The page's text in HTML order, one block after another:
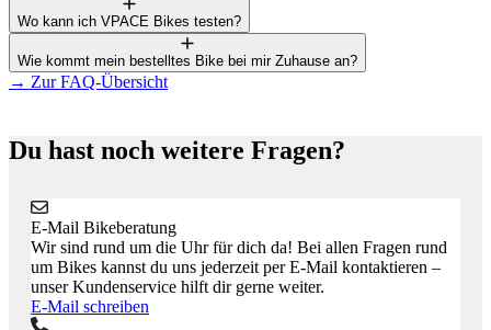
Wo kann ich VPACE Bikes testen?
Wie kommt mein bestelltes Bike bei mir Zuhause an?
→ Zur FAQ-Übersicht
Du hast noch weitere Fragen?
E-Mail Bikeberatung
Wir sind rund um die Uhr für dich da! Bei allen Fragen rund
um Bikes kannst du uns jederzeit per E-Mail kontaktieren –
unser Kundenservice hilft dir gerne weiter.
E-Mail schreiben